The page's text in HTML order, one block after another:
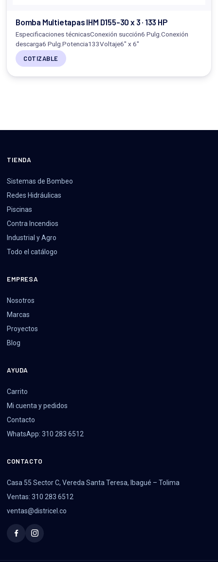
Bomba Multietapas IHM D155-30 x 3 · 133 HP
Especificaciones técnicasConexión succión6 Pulg.Conexión
descarga6 Pulg.Potencia133Voltaje6" x 6"
COTIZABLE
TIENDA
Sistemas de Bombeo
Redes Hidráulicas
Piscinas
Contra Incendios
Industrial y Agro
Todo el catálogo
EMPRESA
Nosotros
Marcas
Proyectos
Blog
AYUDA
Carrito
Mi cuenta y pedidos
Contacto
WhatsApp: 310 283 6512
CONTACTO
Casa 55 Sector C, Vereda Santa Teresa, Ibagué – Tolima
Ventas: 310 283 6512
ventas@districel.co